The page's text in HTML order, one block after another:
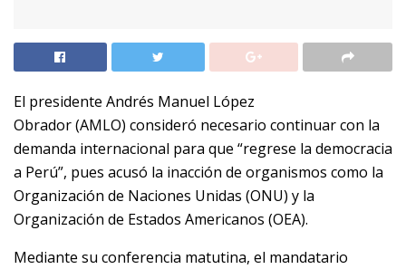
El presidente Andrés Manuel López
Obrador (AMLO) consideró necesario continuar con la
demanda internacional para que “regrese la democracia
a Perú”, pues acusó la inacción de organismos como la
Organización de Naciones Unidas (ONU) y la
Organización de Estados Americanos (OEA).
Mediante su conferencia matutina, el mandatario